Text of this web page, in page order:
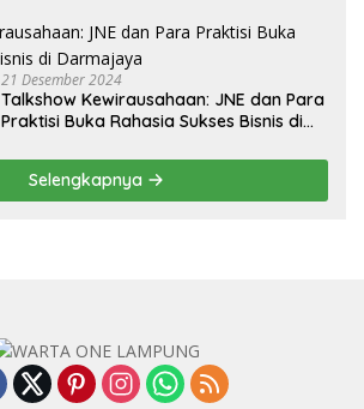
21 Desember 2024
Talkshow Kewirausahaan: JNE dan Para
Praktisi Buka Rahasia Sukses Bisnis di
Selengkapnya